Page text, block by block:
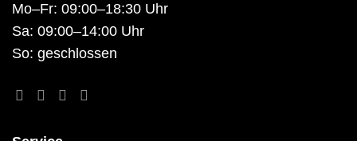
Mo–Fr: 09:00–18:30 Uhr
Sa: 09:00–14:00 Uhr
So: geschlossen